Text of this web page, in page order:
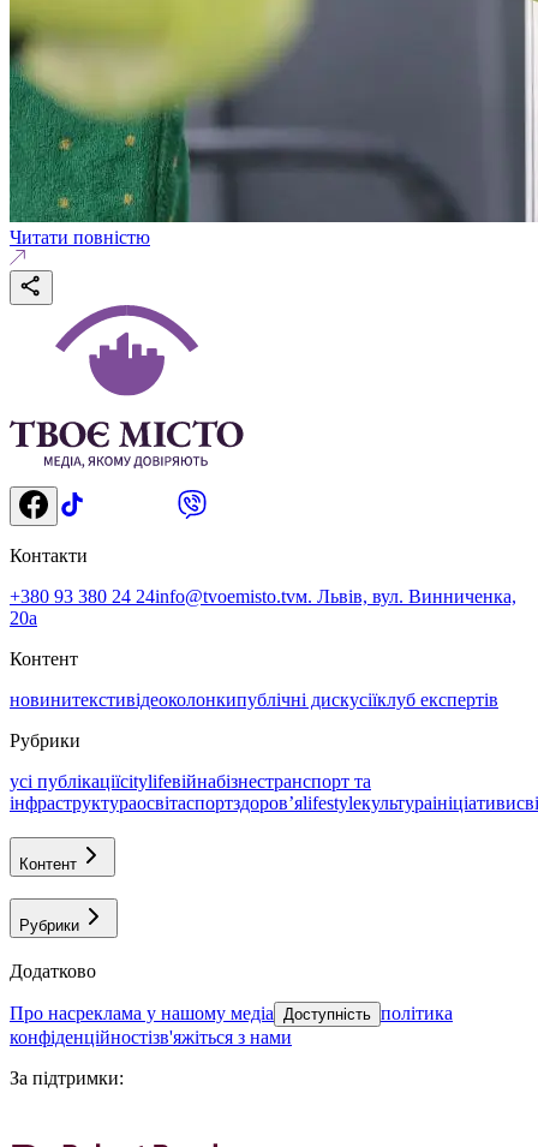
Читати повністю
Контакти
+380 93 380 24 24info@tvoemisto.tvм. Львів, вул. Винниченка,
20а
Контент
новинитекстивідеоколонкипублічні дискусіїклуб експертів
Рубрики
усі публікаціїcitylifeвійнабізнестранспорт та
інфраструктураосвітаспортздоровʼяlifestyleкультураініціативи
Контент
Рубрики
Додатково
про насреклама у нашому медіа Доступність політика
конфіденційностізв'яжіться з нами
За підтримки: